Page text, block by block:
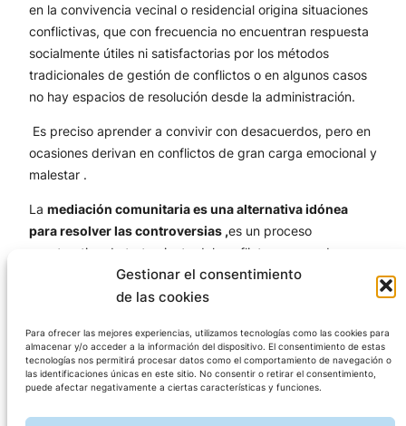
Gestionar el consentimiento
de las cookies
Para ofrecer las mejores experiencias, utilizamos tecnologías como las cookies para
almacenar y/o acceder a la información del dispositivo. El consentimiento de estas
tecnologías nos permitirá procesar datos como el comportamiento de navegación o
las identificaciones únicas en este sitio. No consentir o retirar el consentimiento,
puede afectar negativamente a ciertas características y funciones.
en la convivencia vecinal o residencial origina situaciones
conflictivas, que con frecuencia no encuentran respuesta
socialmente útiles ni satisfactorias por los métodos
tradicionales de gestión de conflictos o en algunos casos
no hay espacios de resolución desde la administración.
Es preciso aprender a convivir con desacuerdos, pero en
ocasiones derivan en conflictos de gran carga emocional y
malestar .
La mediación comunitaria es una alternativa idónea
para resolver las controversias ,es un proceso
constructivo de tratamiento del conflicto que puede
generar aprendizajes y oportunidades de crecimiento
personal que en muchos casos ni la ley , ni los procesos
La mediación comunitaria es el procedimiento más
adecuado y útil, debido a que las personas enfrentadas
deben continuar relacionándose en su espacio asociativo
o vecinal.